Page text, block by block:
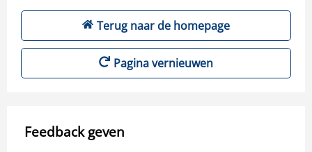
Terug naar de homepage
Pagina vernieuwen
Feedback geven